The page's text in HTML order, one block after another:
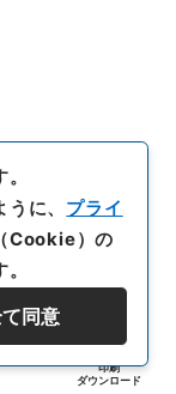
印刷
ダウンロード
に、 プライ
Cookie）の
同意